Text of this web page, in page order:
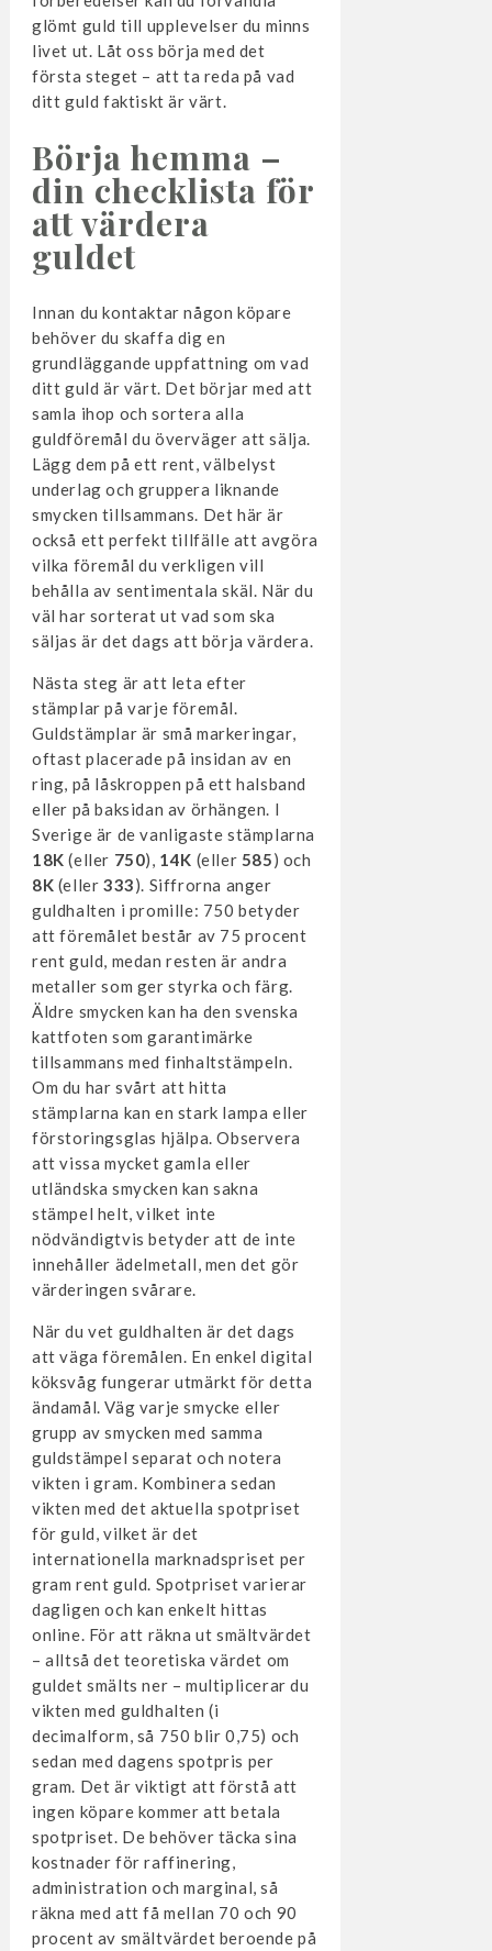
glömt guld till upplevelser du minns
livet ut. Låt oss börja med det
första steget – att ta reda på vad
ditt guld faktiskt är värt.
Börja hemma –
din checklista för
att värdera
guldet
Innan du kontaktar någon köpare
behöver du skaffa dig en
grundläggande uppfattning om vad
ditt guld är värt. Det börjar med att
samla ihop och sortera alla
guldföremål du överväger att sälja.
Lägg dem på ett rent, välbelyst
underlag och gruppera liknande
smycken tillsammans. Det här är
också ett perfekt tillfälle att avgöra
vilka föremål du verkligen vill
behålla av sentimentala skäl. När du
väl har sorterat ut vad som ska
säljas är det dags att börja värdera.
Nästa steg är att leta efter
stämplar på varje föremål.
Guldstämplar är små markeringar,
oftast placerade på insidan av en
ring, på låskroppen på ett halsband
eller på baksidan av örhängen. I
Sverige är de vanligaste stämplarna
18K (eller 750), 14K (eller 585) och
8K (eller 333). Siffrorna anger
guldhalten i promille: 750 betyder
att föremålet består av 75 procent
rent guld, medan resten är andra
metaller som ger styrka och färg.
Äldre smycken kan ha den svenska
kattfoten som garantimärke
tillsammans med finhaltstämpeln.
Om du har svårt att hitta
stämplarna kan en stark lampa eller
förstoringsglas hjälpa. Observera
att vissa mycket gamla eller
utländska smycken kan sakna
stämpel helt, vilket inte
nödvändigtvis betyder att de inte
innehåller ädelmetall, men det gör
värderingen svårare.
När du vet guldhalten är det dags
att väga föremålen. En enkel digital
köksvåg fungerar utmärkt för detta
ändamål. Väg varje smycke eller
grupp av smycken med samma
guldstämpel separat och notera
vikten i gram. Kombinera sedan
vikten med det aktuella spotpriset
för guld, vilket är det
internationella marknadspriset per
gram rent guld. Spotpriset varierar
dagligen och kan enkelt hittas
online. För att räkna ut smältvärdet
– alltså det teoretiska värdet om
guldet smälts ner – multiplicerar du
vikten med guldhalten (i
decimalform, så 750 blir 0,75) och
sedan med dagens spotpris per
gram. Det är viktigt att förstå att
ingen köpare kommer att betala
spotpriset. De behöver täcka sina
kostnader för raffinering,
administration och marginal, så
räkna med att få mellan 70 och 90
procent av smältvärdet beroende på